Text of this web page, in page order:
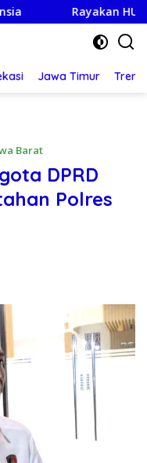
HUT ke-
Jawa Timur
Barat
DPRD
Polres